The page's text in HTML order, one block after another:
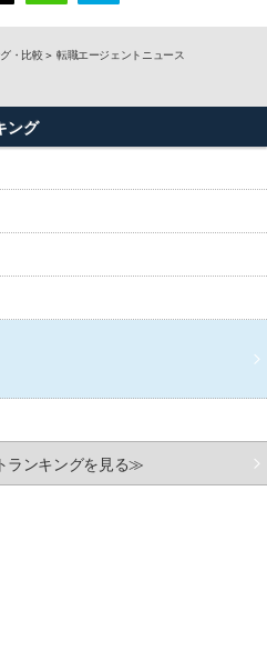
・比較
転職エージェントニュース
ング
ランキングを見る≫